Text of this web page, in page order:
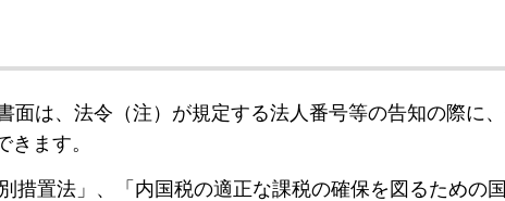
面は、法令（注）が規定する法人番号等の告知の際に
ます。
措置法」、「内国税の適正な課税の確保を図るための